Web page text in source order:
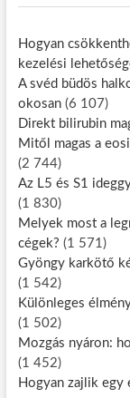
Hogyan
kezelési
A svéd büdös
okosan (6 107)
Direkt bilirubin
Mitől magas a
(2 744)
Az L5 és S1
(1 830)
Melyek most a
cégek? (1 571)
Gyöngy karkötő
(1 542)
Különleges
(1 502)
Mozgás nyáron:
(1 452)
Hogyan zajlik egy